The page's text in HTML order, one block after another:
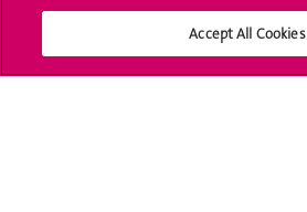
Médias sociaux UNIGE
Accept All Cookies